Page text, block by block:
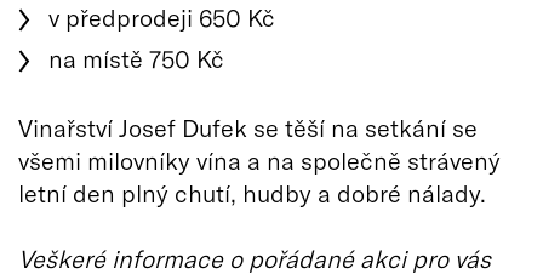
v předprodeji 650 Kč
na místě 750 Kč
Vinařství Josef Dufek se těší na setkání se
všemi milovníky vína a na společně strávený
letní den plný chutí, hudby a dobré nálady.
Veškeré informace o pořádané akci pro vás